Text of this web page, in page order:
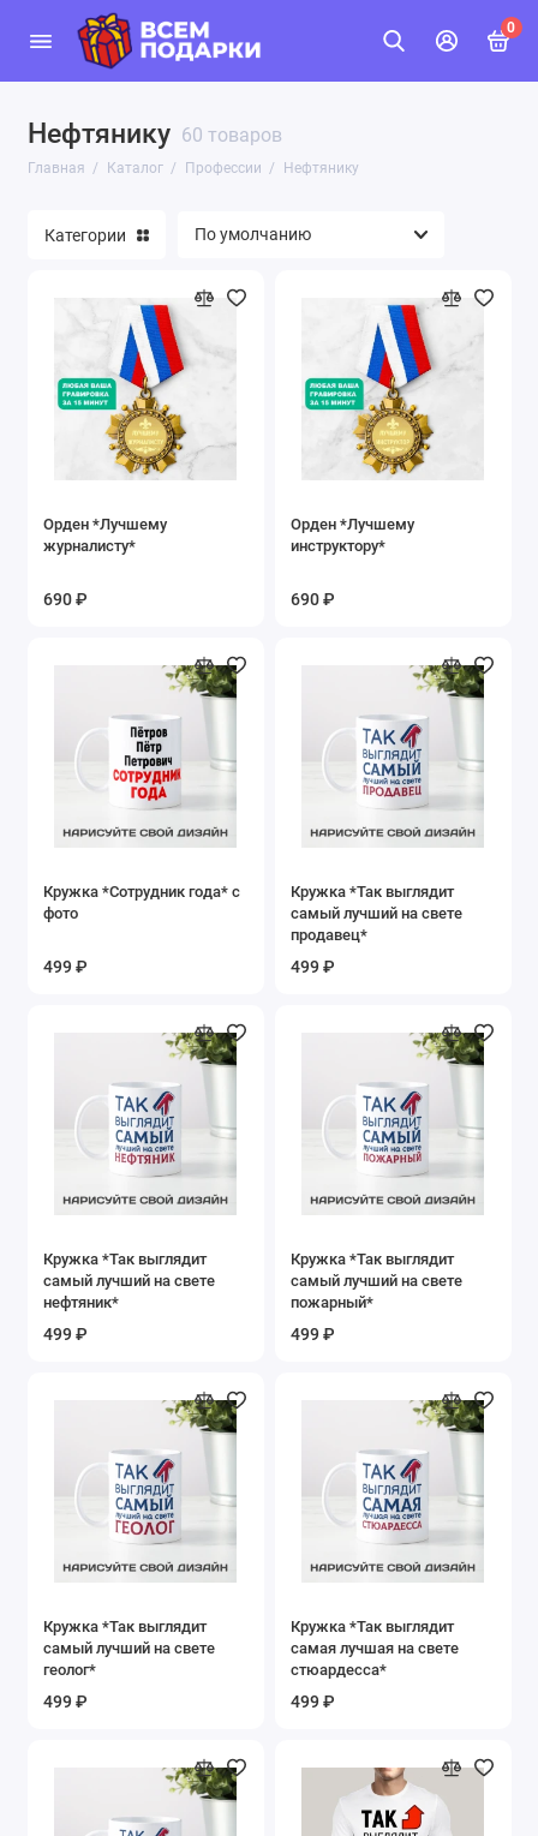
0
Нефтянику 60 товаров
Главная Каталог Профессии Нефтянику
Категории
Орден *Лучшему
журналисту*
690 ₽
Орден *Лучшему
инструктору*
690 ₽
Кружка *Сотрудник года* с
фото
499 ₽
Кружка *Так выглядит
самый лучший на свете
продавец*
499 ₽
Кружка *Так выглядит
самый лучший на свете
нефтяник*
499 ₽
Кружка *Так выглядит
самый лучший на свете
пожарный*
499 ₽
Кружка *Так выглядит
самый лучший на свете
геолог*
499 ₽
Кружка *Так выглядит
самая лучшая на свете
стюардесса*
499 ₽